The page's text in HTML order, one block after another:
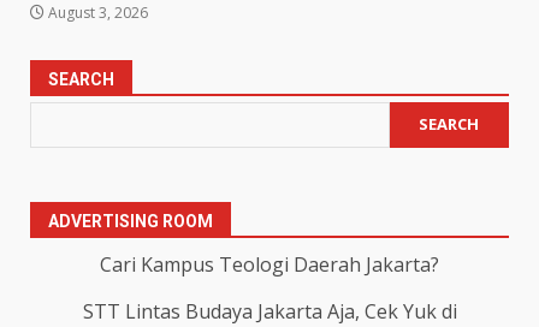
August 3, 2026
SEARCH
SEARCH
ADVERTISING ROOM
Cari Kampus Teologi Daerah Jakarta?
STT Lintas Budaya Jakarta Aja, Cek Yuk di